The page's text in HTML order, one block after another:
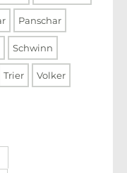
Panschar
Schwinn
Trier Volker